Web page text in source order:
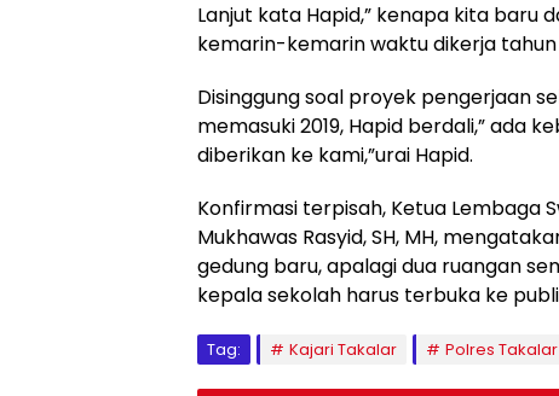
Lanjut kata Hapid,” kenapa kita baru
kemarin-kemarin waktu dikerja tahun
Disinggung soal proyek pengerjaan
memasuki 2019, Hapid berdali,” ada
diberikan ke kami,”urai Hapid.
Konfirmasi terpisah, Ketua Lembaga
Mukhawas Rasyid, SH, MH,
gedung baru, apalagi dua ruangan
kepala sekolah harus terbuka ke
Tag: Kajari Takalar Polres Takalar